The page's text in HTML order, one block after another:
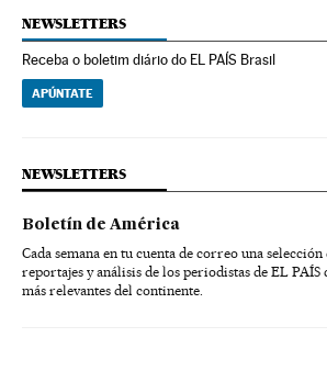
NEWSLETTERS
Receba o boletim diário do EL PAÍS Brasil
APÚNTATE
NEWSLETTERS
Boletín de América
Cada semana en tu cuenta de correo una selección
reportajes y análisis de los periodistas de EL
más relevantes del continente.